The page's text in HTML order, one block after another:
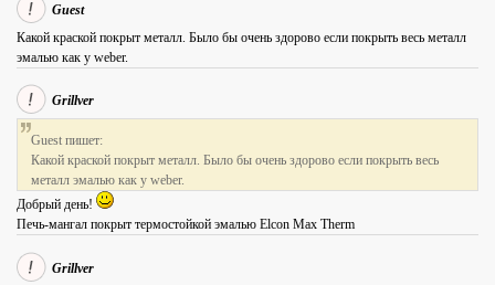
Guest
Какой краской покрыт металл. Было бы очень здорово если покрыть весь металл
эмалью как у weber.
Grillver
Guest пишет:
Какой краской покрыт металл. Было бы очень здорово если покрыть весь
металл эмалью как у weber.
Добрый день!
Печь-мангал покрыт термостойкой эмалью Elcon Max Therm
Grillver